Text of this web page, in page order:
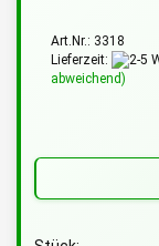
Art.Nr.: 3318
Lieferzeit:
abweichend)